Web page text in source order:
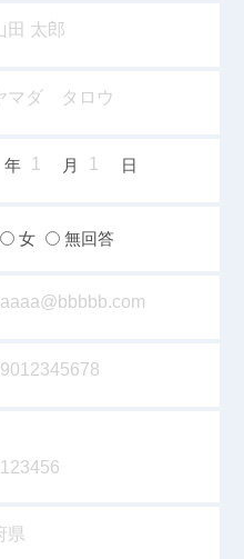
年 月 日
女 無回答